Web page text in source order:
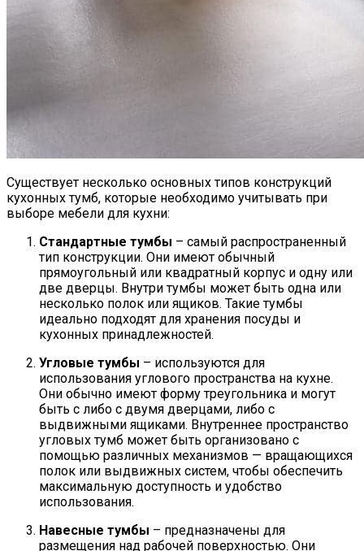
Существует несколько основных типов конструкций
кухонных тумб, которые необходимо учитывать при
выборе мебели для кухни:
Стандартные тумбы – самый распространенный
тип конструкции. Они имеют обычный
прямоугольный или квадратный корпус и одну или
две дверцы. Внутри тумбы может быть одна или
несколько полок или ящиков. Такие тумбы
идеально подходят для хранения посуды и
кухонных принадлежностей.
Угловые тумбы – используются для
использования углового пространства на кухне.
Они обычно имеют форму треугольника и могут
быть с либо с двумя дверцами, либо с
выдвижными ящиками. Внутреннее пространство
угловых тумб может быть организовано с
помощью различных механизмов — вращающихся
полок или выдвижных систем, чтобы обеспечить
максимальную доступность и удобство
использования.
Навесные тумбы – предназначены для
размещения над рабочей поверхностью. Они